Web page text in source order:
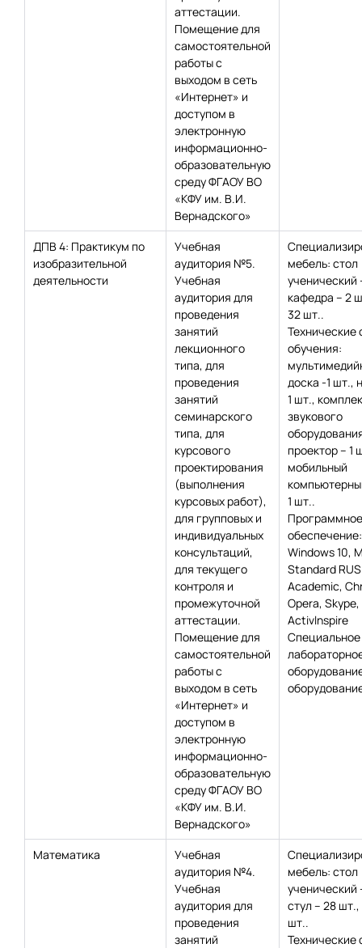
аттестации.
Помещение для
самостоятельной
работы с
выходом в сеть
«Интернет» и
доступом в
электронную
информационно-
образовательную
среду ФГАОУ ВО
«КФУ им. В.И.
Вернадского»
ДПВ 4: Практикум по
изобразительной
деятельности
Учебная
аудитория №5.
Учебная
аудитория для
проведения
занятий
лекционного
типа, для
проведения
занятий
семинарского
типа, для
курсового
проектирования
(выполнения
курсовых работ),
для групповых и
индивидуальных
консультаций,
для текущего
контроля и
промежуточной
аттестации.
Помещение для
самостоятельной
работы с
выходом в сеть
«Интернет» и
доступом в
электронную
информационно-
образовательную
среду ФГАОУ ВО
«КФУ им. В.И.
Вернадского»
мебель: стол
ученический
кафедра – 2
32 шт..
Технические
обучения:
доска -1 шт.,
1 шт.,
звукового
проектор – 1
мобильный
1 шт..
Программное
обеспечение:
Windows 10,
Standard RUS
Academic,
Opera, Skype,
Activlnspire
Специальное
Математика
Учебная
аудитория №4.
Учебная
аудитория для
проведения
занятий
мебель: стол
ученический
стул – 28 шт.,
шт..
Технические